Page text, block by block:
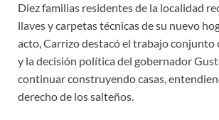
Diez familias residentes de la localidad
llaves y carpetas técnicas de su nuevo
acto, Carrizo destacó el trabajo conjunto
y la decisión política del gobernador
continuar construyendo casas,
derecho de los salteños.